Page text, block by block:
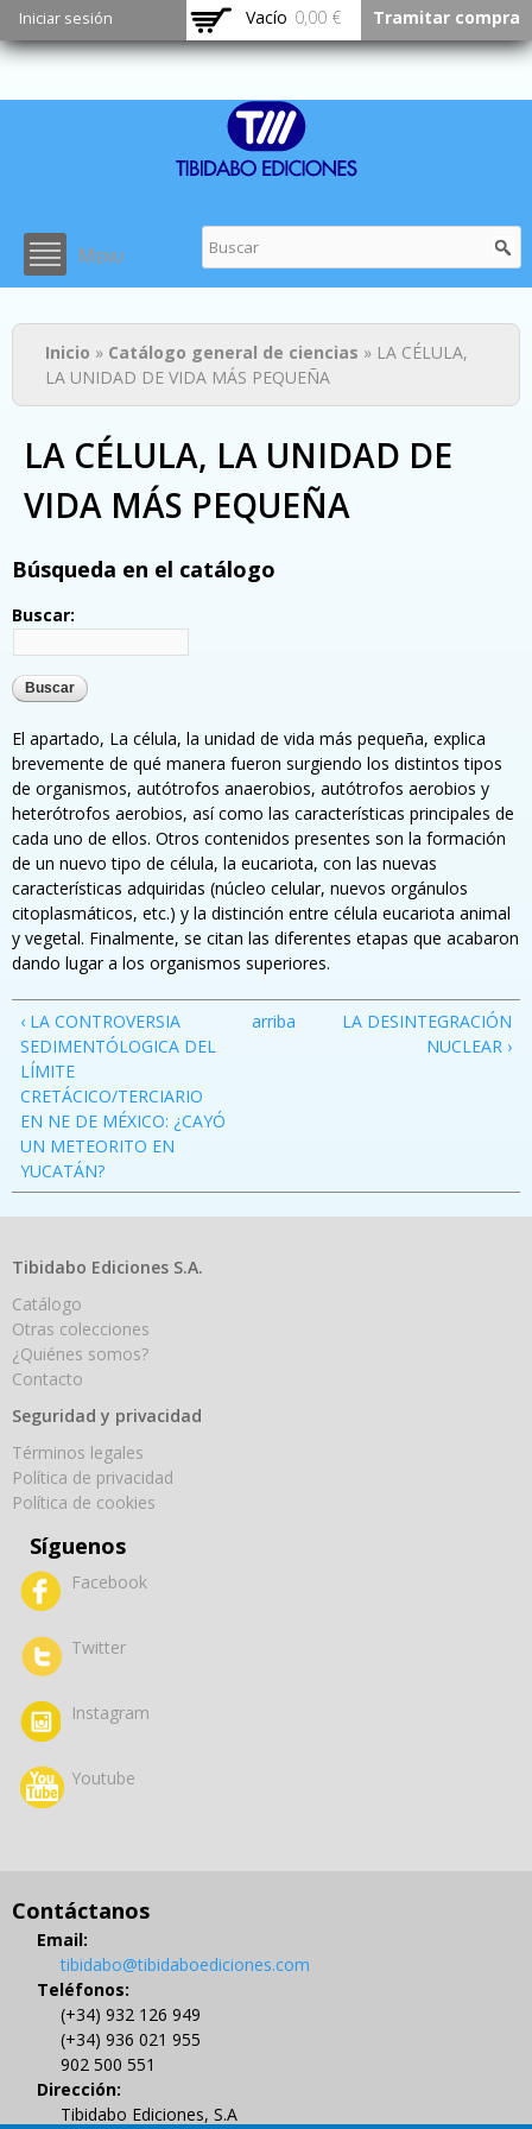
Pasar al
contenido
principal
Iniciar sesión Vacío 0,00 € Tramitar compra
Menu
Usted está aquí
Inicio » Catálogo general de ciencias » LA CÉLULA,
LA UNIDAD DE VIDA MÁS PEQUEÑA
LA CÉLULA, LA UNIDAD DE
VIDA MÁS PEQUEÑA
Búsqueda en el catálogo
Buscar:
El apartado, La célula, la unidad de vida más pequeña, explica
brevemente de qué manera fueron surgiendo los distintos tipos
de organismos, autótrofos anaerobios, autótrofos aerobios y
heterótrofos aerobios, así como las características principales de
cada uno de ellos. Otros contenidos presentes son la formación
de un nuevo tipo de célula, la eucariota, con las nuevas
características adquiridas (núcleo celular, nuevos orgánulos
citoplasmáticos, etc.) y la distinción entre célula eucariota animal
y vegetal. Finalmente, se citan las diferentes etapas que acabaron
dando lugar a los organismos superiores.
‹ LA CONTROVERSIA
SEDIMENTÓLOGICA DEL
LÍMITE
CRETÁCICO/TERCIARIO
EN NE DE MÉXICO: ¿CAYÓ
UN METEORITO EN
YUCATÁN?
arriba
LA DESINTEGRACIÓN
NUCLEAR ›
Tibidabo Ediciones S.A.
Catálogo
Otras colecciones
¿Quiénes somos?
Contacto
Seguridad y privacidad
Términos legales
Política de privacidad
Política de cookies
Síguenos
Facebook
Twitter
Instagram
Youtube
Contáctanos
Email:
tibidabo@tibidaboediciones.com
Teléfonos:
(+34) 932 126 949
(+34) 936 021 955
902 500 551
Dirección:
Tibidabo Ediciones, S.A